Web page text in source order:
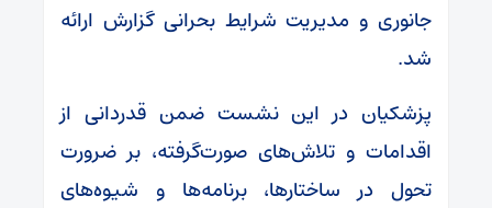
جانوری و مدیریت شرایط بحرانی گزارش ارائه
شد.
پزشکیان در این نشست ضمن قدردانی از
اقدامات و تلاش‌های صورت‌گرفته، بر ضرورت
تحول در ساختارها، برنامه‌ها و شیوه‌های